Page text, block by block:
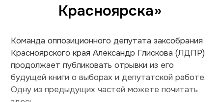
Красноярска»
Команда оппозиционного депутата заксобрания
Красноярского края Александр Глискова (ЛДПР)
продолжает публиковать отрывки из его
будущей книги о выборах и депутатской работе.
Одну из предыдущих частей можете почитать